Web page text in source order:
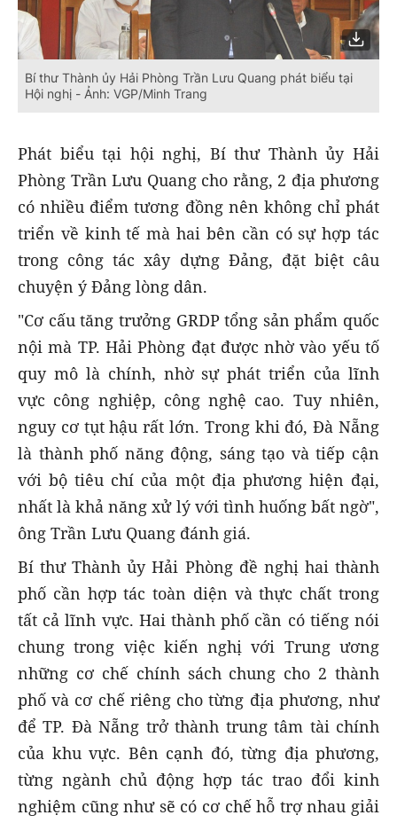
Bí thư Thành ủy Hải Phòng Trần Lưu Quang phát biểu tại
Hội nghị - Ảnh: VGP/Minh Trang
Phát biểu tại hội nghị, Bí thư Thành ủy Hải
Phòng Trần Lưu Quang cho rằng, 2 địa phương
có nhiều điểm tương đồng nên không chỉ phát
triển về kinh tế mà hai bên cần có sự hợp tác
trong công tác xây dựng Đảng, đặt biệt câu
chuyện ý Đảng lòng dân.
"Cơ cấu tăng trưởng GRDP tổng sản phẩm quốc
nội mà TP. Hải Phòng đạt được nhờ vào yếu tố
quy mô là chính, nhờ sự phát triển của lĩnh
vực công nghiệp, công nghệ cao. Tuy nhiên,
nguy cơ tụt hậu rất lớn. Trong khi đó, Đà Nẵng
là thành phố năng động, sáng tạo và tiếp cận
với bộ tiêu chí của một địa phương hiện đại,
nhất là khả năng xử lý với tình huống bất ngờ",
ông Trần Lưu Quang đánh giá.
Bí thư Thành ủy Hải Phòng đề nghị hai thành
phố cần hợp tác toàn diện và thực chất trong
tất cả lĩnh vực. Hai thành phố cần có tiếng nói
chung trong việc kiến nghị với Trung ương
những cơ chế chính sách chung cho 2 thành
phố và cơ chế riêng cho từng địa phương, như
để TP. Đà Nẵng trở thành trung tâm tài chính
của khu vực. Bên cạnh đó, từng địa phương,
từng ngành chủ động hợp tác trao đổi kinh
nghiệm cũng như sẽ có cơ chế hỗ trợ nhau giải